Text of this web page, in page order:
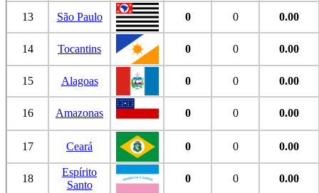
13 São Paulo 0 0 0.00
14 Tocantins 0 0 0.00
15 Alagoas 0 0 0.00
16 Amazonas 0 0 0.00
17 Ceará 0 0 0.00
18
Espírito
Santo
0 0 0.00